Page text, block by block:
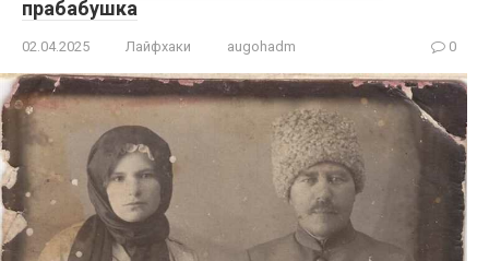
прабабушка
02.04.2025 Лайфхаки augohadm 0